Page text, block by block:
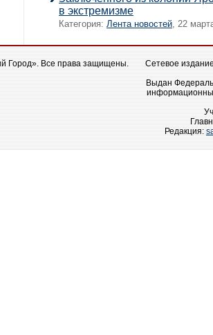
в экстремизме
Категория: Лента новостей, 22
Город». Все права защищены.
Сетевое
Выдан
Редакция: